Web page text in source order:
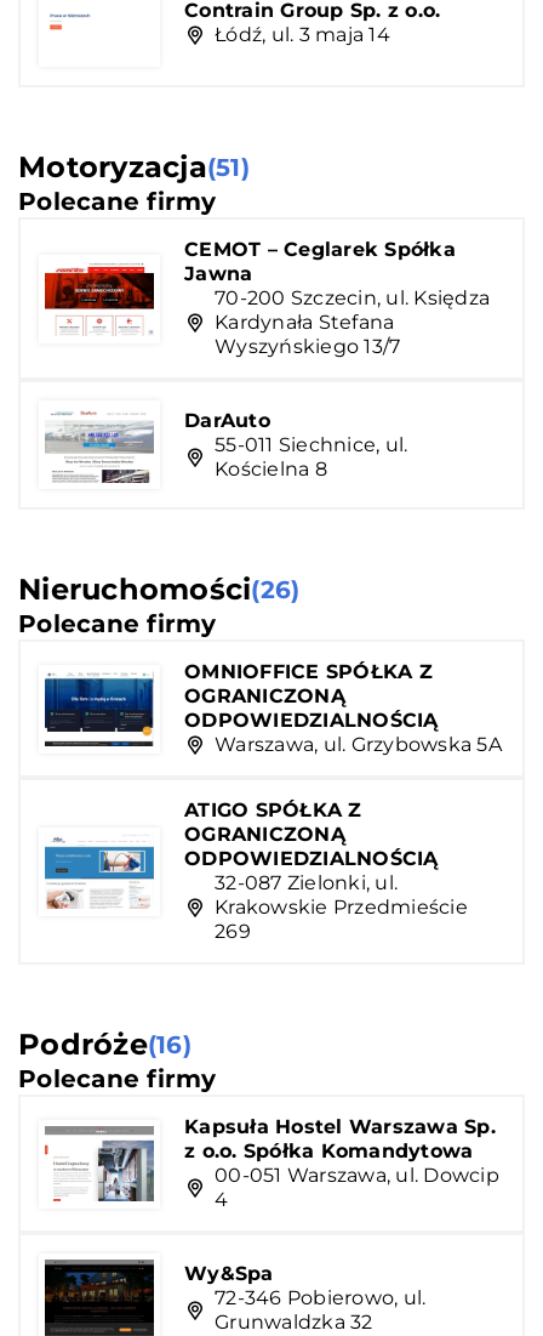
Contrain Group Sp. z o.o.
Łódź, ul. 3 maja 14
Motoryzacja(51)
Polecane firmy
CEMOT – Ceglarek Spółka
Jawna
70-200 Szczecin, ul. Księdza
Kardynała Stefana
Wyszyńskiego 13/7
DarAuto
55-011 Siechnice, ul.
Kościelna 8
Nieruchomości(26)
Polecane firmy
OMNIOFFICE SPÓŁKA Z
OGRANICZONĄ
ODPOWIEDZIALNOŚCIĄ
Warszawa, ul. Grzybowska 5A
ATIGO SPÓŁKA Z
OGRANICZONĄ
ODPOWIEDZIALNOŚCIĄ
32-087 Zielonki, ul.
Krakowskie Przedmieście
269
Podróże(16)
Polecane firmy
Kapsuła Hostel Warszawa Sp.
z o.o. Spółka Komandytowa
00-051 Warszawa, ul. Dowcip
4
Wy&Spa
72-346 Pobierowo, ul.
Grunwaldzka 32